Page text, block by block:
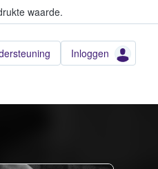
waarde.
Inloggen